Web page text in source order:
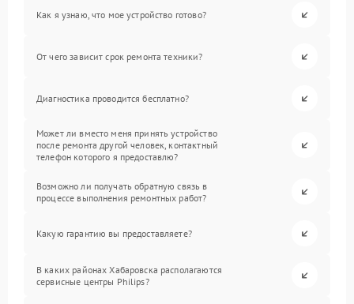
Как я узнаю, что мое устройство готово?
От чего зависит срок ремонта техники?
Диагностика проводится бесплатно?
Может ли вместо меня принять устройство
после ремонта другой человек, контактный
телефон которого я предоставлю?
Возможно ли получать обратную связь в
процессе выполнения ремонтных работ?
Какую гарантию вы предоставляете?
В каких районах Хабаровска располагаются
сервисные центры Philips?